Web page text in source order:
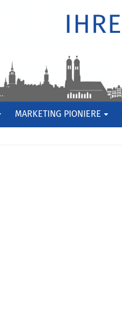
MARKETING PIONIERE